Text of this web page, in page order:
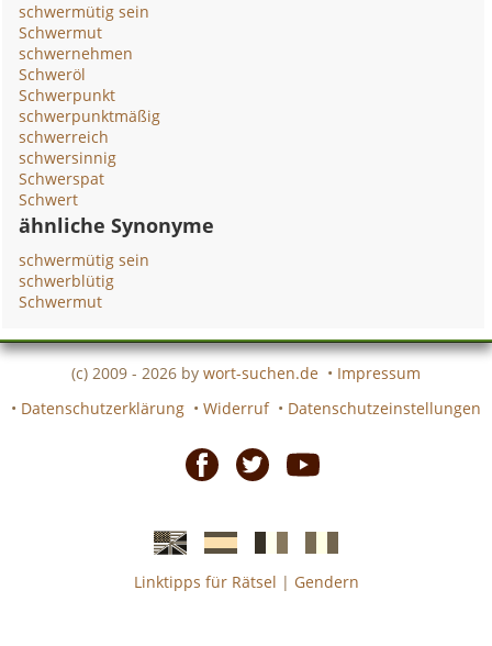
schwermütig sein
Schwermut
schwernehmen
Schweröl
Schwerpunkt
schwerpunktmäßig
schwerreich
schwersinnig
Schwerspat
Schwert
ähnliche Synonyme
schwermütig sein
schwerblütig
Schwermut
(c) 2009 - 2026 by wort-suchen.de • Impressum
• Datenschutzerklärung • Widerruf • Datenschutzeinstellungen
EnglischeSpanischefranzösicheitalienische
Linktipps für Rätsel | Gendern